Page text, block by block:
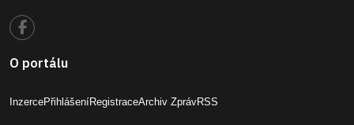
O portálu
InzercePřihlášeníRegistraceArchiv ZprávRSS